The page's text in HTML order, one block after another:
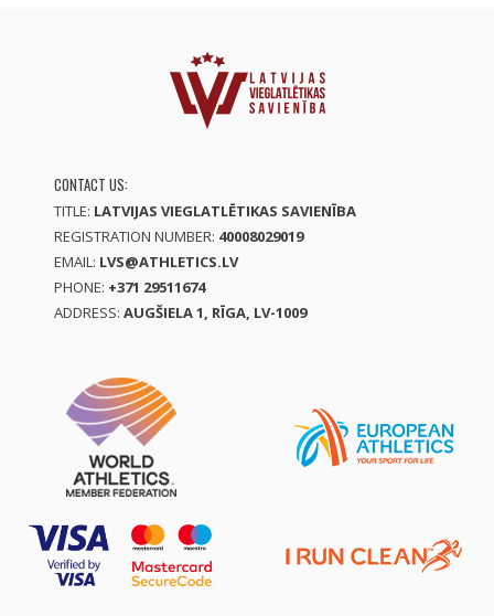
CONTACT US:
TITLE: LATVIJAS VIEGLATLĒTIKAS SAVIENĪBA
REGISTRATION NUMBER: 40008029019
EMAIL: LVS@ATHLETICS.LV
PHONE: +371 29511674
ADDRESS: AUGŠIELA 1, RĪGA, LV-1009